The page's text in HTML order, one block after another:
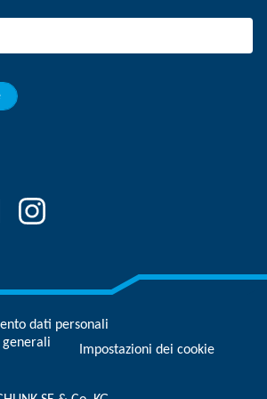
dati personali
generali
Impostazioni dei cookie